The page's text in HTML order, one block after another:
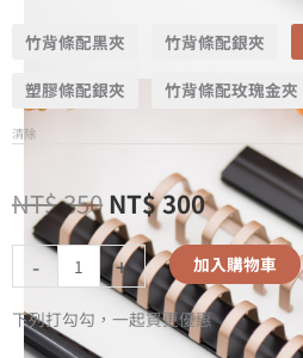
竹背條配黑夾 竹背條配銀夾
塑膠條配銀夾 竹背條配玫瑰金夾
清除
NT$350 NT$300
- + 加入購物車
下列打勾勾，一起買更優惠